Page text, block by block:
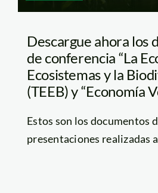
Descargue ahora los
de conferencia “La
Ecosistemas y la
(TEEB) y “Economía
Estos son los documentos
presentaciones realizadas